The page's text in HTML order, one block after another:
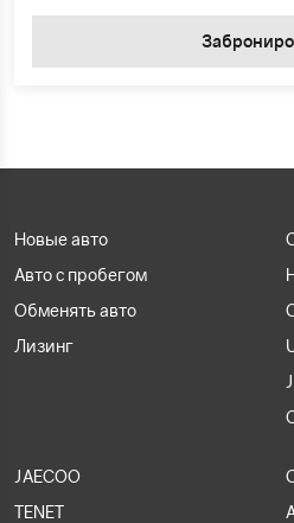
Новые авто
Авто с пробегом
Обменять авто
Лизинг
JAECOO
TENET